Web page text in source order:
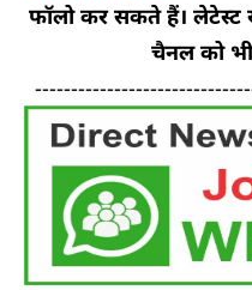
फॉलो कर सकते हैं।
चैनल को भी